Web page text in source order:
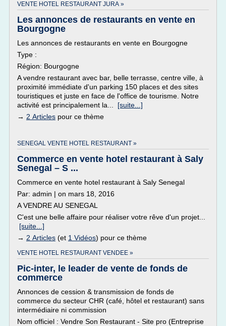
VENTE HOTEL RESTAURANT JURA »
Les annonces de restaurants en vente en
Bourgogne
Les annonces de restaurants en vente en Bourgogne
Type :
Région: Bourgogne
A vendre restaurant avec bar, belle terrasse, centre ville, à
proximité immédiate d'un parking 150 places et des sites
touristiques et juste en face de l'office de tourisme. Notre
activité est principalement la... [suite...]
→ 2 Articles pour ce thème
SENEGAL VENTE HOTEL RESTAURANT »
Commerce en vente hotel restaurant à Saly
Senegal – S ...
Commerce en vente hotel restaurant à Saly Senegal
Par: admin | on mars 18, 2016
A VENDRE AU SENEGAL
C'est une belle affaire pour réaliser votre rêve d'un projet...
[suite...]
→ 2 Articles (et 1 Vidéos) pour ce thème
VENTE HOTEL RESTAURANT VENDEE »
Pic-inter, le leader de vente de fonds de
commerce
Annonces de cession & transmission de fonds de
commerce du secteur CHR (café, hôtel et restaurant) sans
intermédiaire ni commission
Nom officiel : Vendre Son Restaurant - Site pro (Entreprise